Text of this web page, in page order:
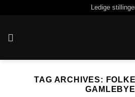
Ledige
TAG ARCHIVES: